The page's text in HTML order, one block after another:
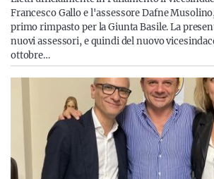
Francesco Gallo e l'assessore Dafne
primo rimpasto per la Giunta Basile. La
nuovi assessori, e quindi del nuovo
ottobre…